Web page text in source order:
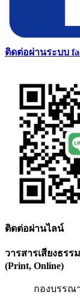
ติดต่อผ่านระบบ
ติดต่อผ่านไลน์
วารสารเสียงธรร
(Print, Online)
กองบรรณาธิก